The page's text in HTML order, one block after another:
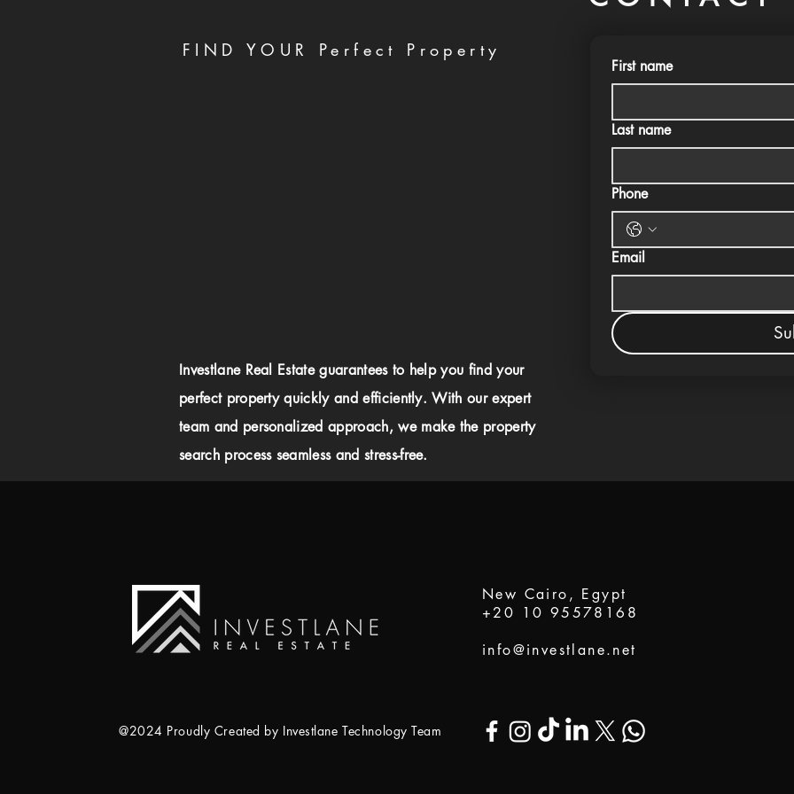
FIND YOUR Perfect Property
Investlane Real Estate guarantees to help you find your
perfect property quickly and efficiently. With our expert
team and personalized approach, we make the property
search process seamless and stress-free.
First name
Last name
Phone
Email
New Cairo, Egypt
+20 10 95578168
info@investlane.net
@2024 Proudly Created by Investlane Technology Team